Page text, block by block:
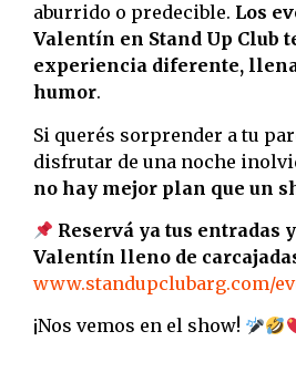
aburrido o predecible. Los
Valentín en Stand Up Club
experiencia diferente,
humor.
Si querés sorprender a tu
disfrutar de una noche
no hay mejor plan que un
Reservá ya tus entradas
Valentín lleno de
www.standupclubarg.com/
¡Nos vemos en el show!